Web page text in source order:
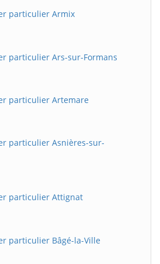
particulier Armix
particulier Ars-sur-Formans
particulier Artemare
particulier Asnières-sur-
particulier Attignat
particulier Bâgé-la-Ville